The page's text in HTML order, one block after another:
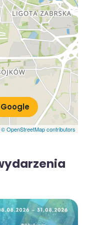
© OpenStreetMap contributors